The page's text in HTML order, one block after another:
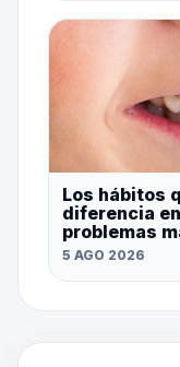
Los hábitos
diferencia
problemas
5 AGO 2026